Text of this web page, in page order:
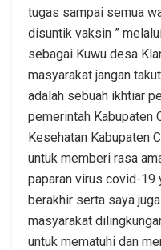
tugas sampai semua
disuntik vaksin ”
sebagai Kuwu desa
masyarakat jangan
adalah sebuah ikhtiar
pemerintah Kabupaten
Kesehatan Kabupaten
untuk memberi rasa
paparan virus covid-19
berakhir serta saya
masyarakat
untuk mematuhi dan